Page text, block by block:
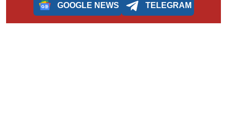
GOOGLE NEWS TELEGRAM